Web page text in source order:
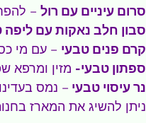
סרום עיניים עם רול –
סבון חלב נאקות עם ליפה
קרם פנים טבעי – עם מי
ספתון טבעי- מזין ומרפא
נר עיסוי טבעי – נמס
ניתן להשיג את המארז